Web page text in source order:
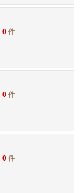
0 件
0 件
0 件